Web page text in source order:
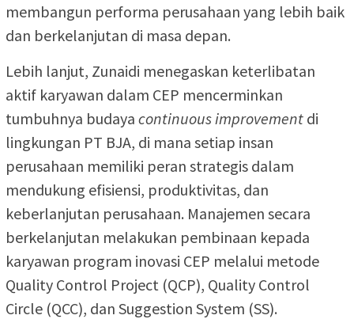
membangun performa perusahaan yang lebih baik
dan berkelanjutan di masa depan.
Lebih lanjut, Zunaidi menegaskan keterlibatan
aktif karyawan dalam CEP mencerminkan
tumbuhnya budaya continuous improvement di
lingkungan PT BJA, di mana setiap insan
perusahaan memiliki peran strategis dalam
mendukung efisiensi, produktivitas, dan
keberlanjutan perusahaan. Manajemen secara
berkelanjutan melakukan pembinaan kepada
karyawan program inovasi CEP melalui metode
Quality Control Project (QCP), Quality Control
Circle (QCC), dan Suggestion System (SS).